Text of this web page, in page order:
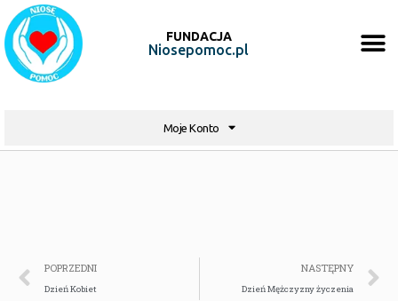
FUNDACJA
Niosepomoc.pl
Moje Konto
POPRZEDNI
Dzień Kobiet
NASTĘPNY
Dzień Mężczyzny życzenia